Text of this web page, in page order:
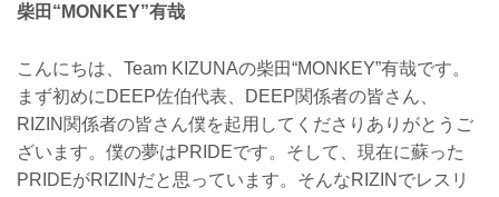
柴田“MONKEY”有哉
こんにちは、Team KIZUNAの柴田“MONKEY”有哉です。
まず初めにDEEP佐伯代表、DEEP関係者の皆さん、
RIZIN関係者の皆さん僕を起用してくださりありがとうご
ざいます。僕の夢はPRIDEです。そして、現在に蘇った
PRIDEがRIZINだと思っています。そんなRIZINでレスリ